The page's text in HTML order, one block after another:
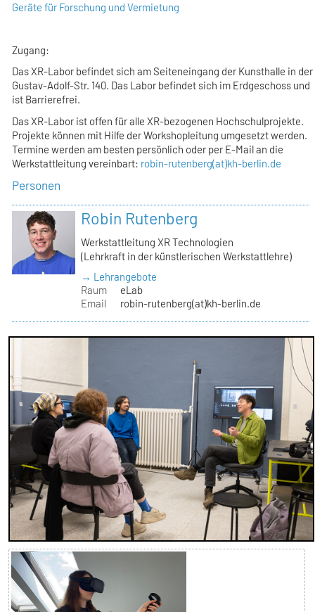
Geräte für Forschung und Vermietung
Zugang:
Das XR-Labor befindet sich am Seiteneingang der Kunsthalle in der
Gustav-Adolf-Str. 140. Das Labor befindet sich im Erdgeschoss und
ist Barrierefrei.
Das XR-Labor ist offen für alle XR-bezogenen Hochschulprojekte.
Projekte können mit Hilfe der Workshopleitung umgesetzt werden.
Termine werden am besten persönlich oder per E-Mail an die
Werkstattleitung vereinbart: robin-rutenberg(at)kh-berlin.de
Personen
Robin Rutenberg
Werkstattleitung XR Technologien
(Lehrkraft in der künstlerischen Werkstattlehre)
→ Lehrangebote
Raum
eLab
Email
robin-rutenberg(at)kh-berlin.de